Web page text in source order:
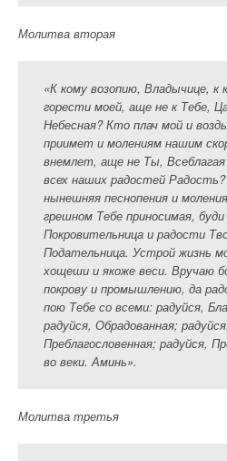
Молитва вторая
«К кому возопию, Владычице, к
горести моей, аще не к Тебе,
Небесная? Кто плач мой и
приимет и молениям нашим
внемлет, аще не Ты, Всеблагая
всех наших радостей
нынешняя песнопения и
грешном Тебе приносимая,
Покровительница и радости
Подательница. Устрой жизнь
хощеши и якоже веси. Вручаю
покрову и промышлению, да
пою Тебе со всеми: радуйся,
радуйся, Обрадованная; радуйся,
Преблагословенная; радуйся,
во веки. Аминь».
Молитва третья